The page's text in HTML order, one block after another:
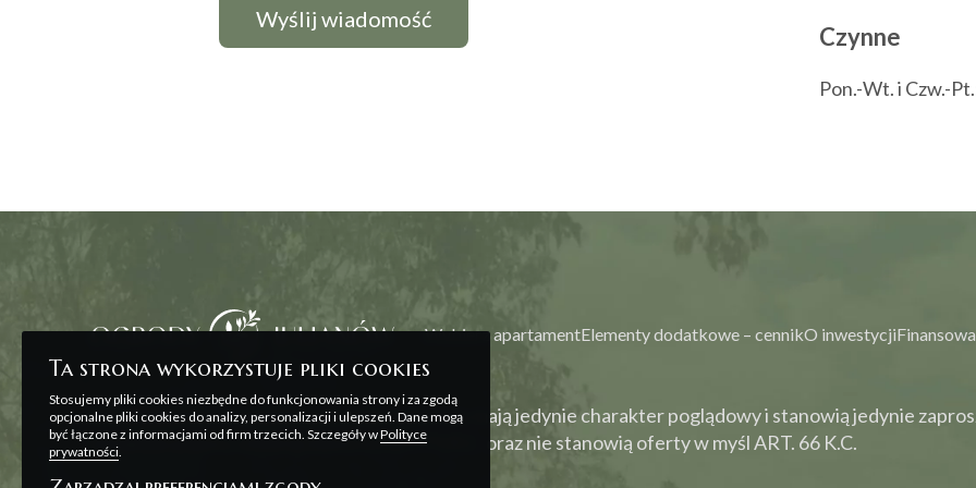
Czynne
Pon.-Wt. i Czw.-
Wybierz apartamentElementy dodatkowe – cennikO inwestycji
Wszelkie prezentowane na stronie materiały mają jedynie charakter poglądowy i stanowią jedynie
zawarcia umowy, o której mowa w ART. 71 K.C. oraz nie stanowią oferty w myśl ART. 66 K.C.
Ta strona wykorzystuje pliki cookies
Stosujemy pliki cookies niezbędne do funkcjonowania strony i za zgodą
opcjonalne pliki cookies do analizy, personalizacji i ulepszeń. Dane mogą
być łączone z informacjami od firm trzecich. Szczegóły wPolityce
prywatności.